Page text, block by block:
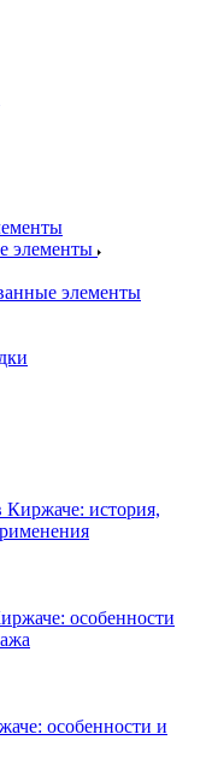
элементы
элементы
Киржаче: история,
особенности
особенности и